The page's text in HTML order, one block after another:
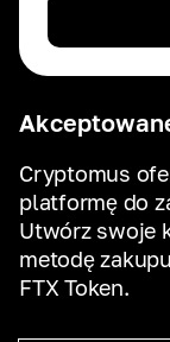
Cryptomus
platformę do
Utwórz swoje
metodę
FTX Token.